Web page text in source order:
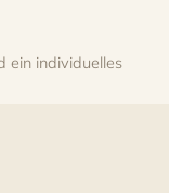
ein individuelles